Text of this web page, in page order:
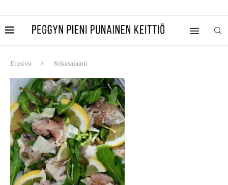
Etusivu Siikasalaatti